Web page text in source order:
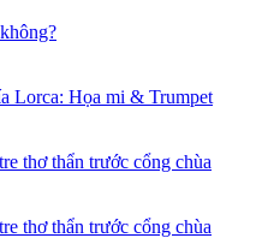
Lorca: Họa mi & Trumpet
thơ thẩn trước cổng chùa
thơ thẩn trước cổng chùa